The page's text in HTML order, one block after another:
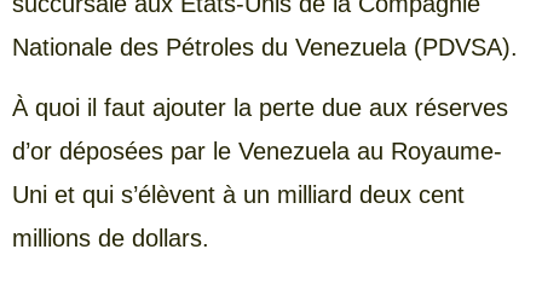
Nationale des Pétroles du Venezuela (PDVSA).
À quoi il faut ajouter la perte due aux réserves
d’or déposées par le Venezuela au Royaume-
Uni et qui s’élèvent à un milliard deux cent
millions de dollars.